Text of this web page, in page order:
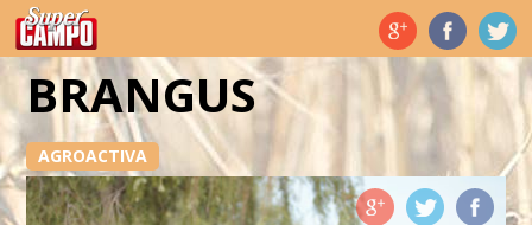
Temas de hoy
BRANGUS
AGROACTIVA